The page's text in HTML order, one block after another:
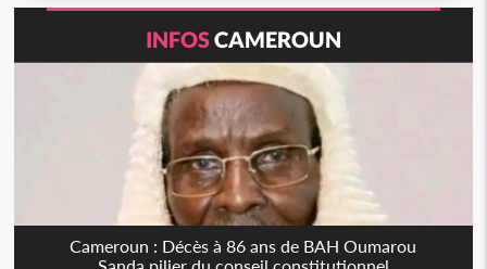
INFOSCAMEROUN
Cameroun : Décès à 86 ans de BAH Oumarou